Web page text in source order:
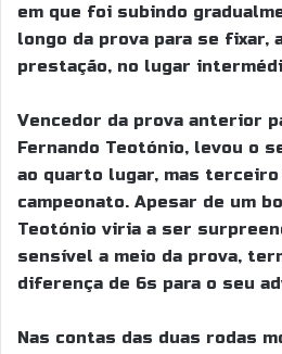
em que foi subindo
longo da prova para se fixar,
prestação, no lugar
Vencedor da prova anterior
Fernando Teotónio, levou o
ao quarto lugar, mas
campeonato. Apesar de um
Teotónio viria a ser
sensível a meio da prova,
diferença de 6s para o seu
Nas contas das duas rodas